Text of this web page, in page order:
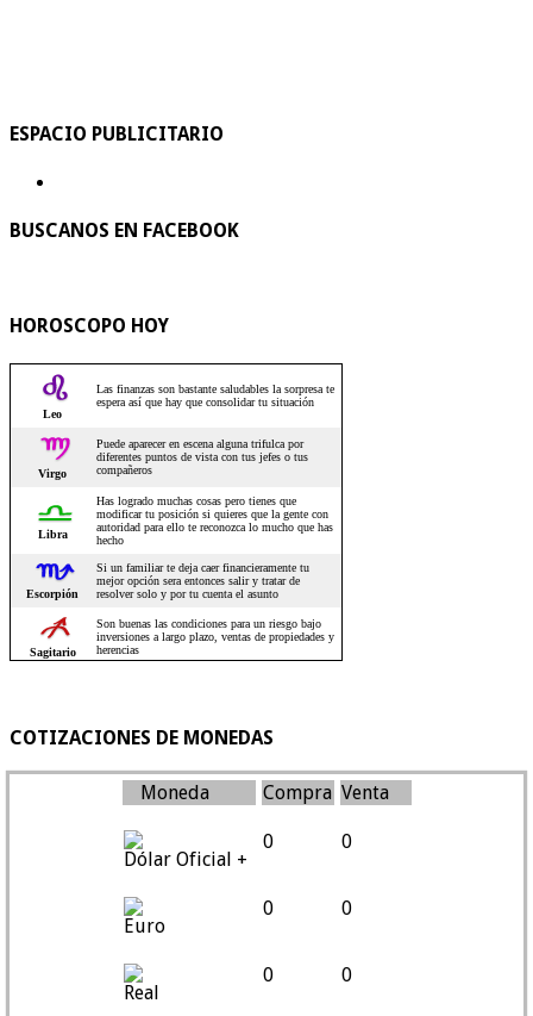
ESPACIO PUBLICITARIO
BUSCANOS EN FACEBOOK
HOROSCOPO HOY
COTIZACIONES DE MONEDAS
Moneda Compra Venta
Dólar Oficial +
0 0
Euro
0 0
Real
0 0